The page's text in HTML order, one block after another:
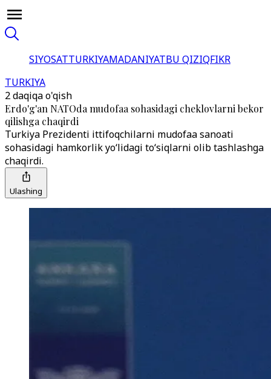
SIYOSATTURKIYAMADANIYATBU QIZIQFIKR
TURKIYA
2 daqiqa o'qish
Erdo'g'an NATOda mudofaa sohasidagi cheklovlarni bekor
qilishga chaqirdi
Turkiya Prezidenti ittifoqchilarni mudofaa sanoati
sohasidagi hamkorlik yo‘lidagi to‘siqlarni olib tashlashga
chaqirdi.
Ulashing